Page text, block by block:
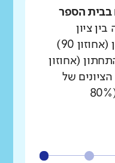
בבית הספר
ציון
התלמידים בעשירון העליון (אחוזון 90)
(אחוזון
של
מרבית תלמידים השכבה (80%